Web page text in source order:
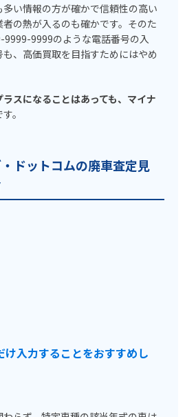
い情報の方が確かで信頼性の高い
の熱が入るのも確かです。そのた
9999-9999のような電話番号の入
、高価買取を目指すためにはやめ
ラスになることはあっても、マイナ
。
ドットコムの廃車査定見
け入力することをおすすめし